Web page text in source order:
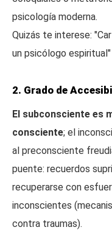
psicología moderna.
Quizás te interese:
un psicólogo espiritual"
2. Grado de
El subconsciente es
consciente; el
al preconsciente
puente: recuerdos
recuperarse con
inconscientes
contra traumas).